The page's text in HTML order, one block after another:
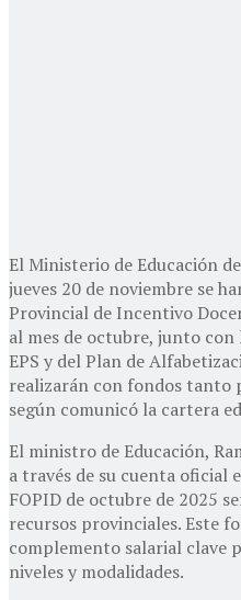
El Ministerio de Educación
jueves 20 de noviembre se
Provincial de Incentivo
al mes de octubre, junto
EPS y del Plan de
realizarán con fondos tanto
según comunicó la cartera
El ministro de Educación,
a través de su cuenta oficial
FOPID de octubre de 2025
recursos provinciales. Este
complemento salarial clave
niveles y modalidades.